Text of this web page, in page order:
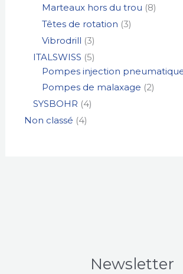
Marteaux hors du trou 8
Têtes de rotation 3
Vibrodrill 3
ITALSWISS 5
Pompes injection
Pompes de malaxage 2
SYSBOHR 4
Non classé 4
Newsletter